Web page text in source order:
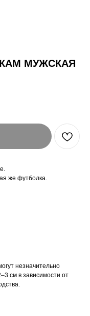
МУЖСКАЯ
же футболка.
незначительно
см в зависимости от